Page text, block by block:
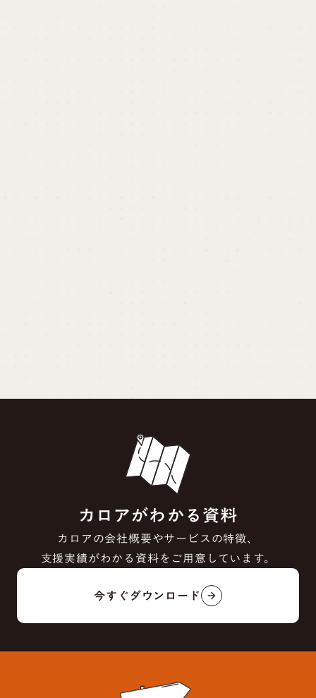
カロアがわかる資料
カロアの会社概要やサービスの特徴、
支援実績がわかる資料をご用意しています。
今すぐダウンロード
arrow_forward